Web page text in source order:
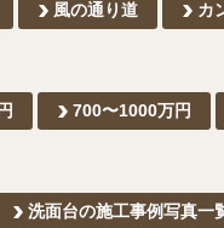
風の通り道 カ
700〜1000万円
洗面台の施工事例写真一